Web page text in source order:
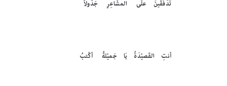
تَدَفَقِّينَ علَى المشَاعِرِ جَدْولاً
أنتِ القَصيْدَةُ يَا جَميْلةُ أكْتبُ